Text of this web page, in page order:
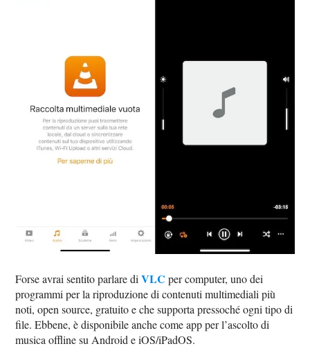
Forse avrai sentito parlare diVLC per computer, uno dei
programmi per la riproduzione di contenuti multimediali più
noti, open source, gratuito e che supporta pressoché ogni tipo di
file. Ebbene, è disponibile anche come app per l’ascolto di
musica offline su Android e iOS/iPadOS.